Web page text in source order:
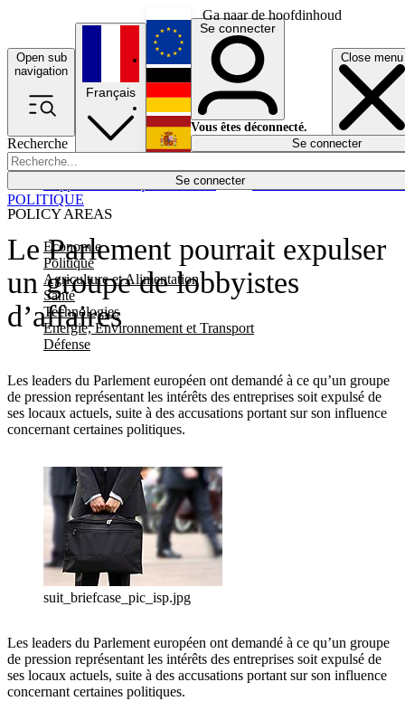
Ga naar de hoofdinhoud
Open sub
navigation
Close menu
Recherche
Se connecter
POLICY AREAS
Economie
Politique
Agriculture et Alimentation
Santé
Technologies
Energie, Environnement et Transport
Défense
Économie
Français
English
Deutsch
Español
Se connecter
Vous êtes déconnecté.
Se connecter
Le Parlement pourrait expulser
un groupe de lobbyistes
d’affaires
Les leaders du Parlement européen ont demandé à ce qu’un groupe
de pression représentant les intérêts des entreprises soit expulsé de
ses locaux actuels, suite à des accusations portant sur son influence
concernant certaines politiques.
POLITIQUE
suit_briefcase_pic_isp.jpg
Les leaders du Parlement européen ont demandé à ce qu’un groupe
de pression représentant les intérêts des entreprises soit expulsé de
ses locaux actuels, suite à des accusations portant sur son influence
concernant certaines politiques.